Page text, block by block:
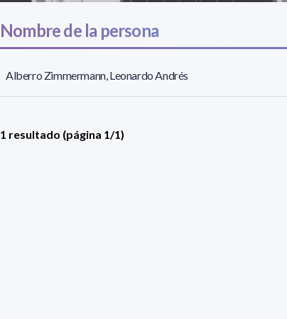
Nombre de la persona
Alberro Zimmermann, Leonardo Andrés
1 resultado (página 1/1)